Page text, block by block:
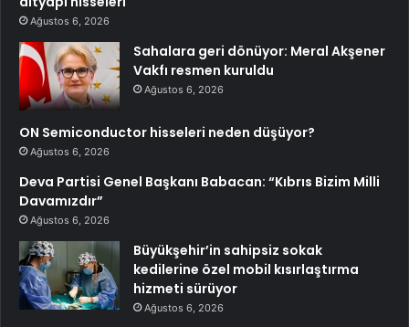
Ağustos 6, 2026
Sahalara geri dönüyor: Meral Akşener
Vakfı resmen kuruldu
Ağustos 6, 2026
ON Semiconductor hisseleri neden düşüyor?
Ağustos 6, 2026
Deva Partisi Genel Başkanı Babacan: “Kıbrıs Bizim Milli
Davamızdır”
Ağustos 6, 2026
Büyükşehir’in sahipsiz sokak
kedilerine özel mobil kısırlaştırma
hizmeti sürüyor
Ağustos 6, 2026